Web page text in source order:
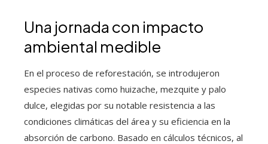
Una jornada con impacto
ambiental medible
En el proceso de reforestación, se introdujeron
especies nativas como huizache, mezquite y palo
dulce, elegidas por su notable resistencia a las
condiciones climáticas del área y su eficiencia en la
absorción de carbono. Basado en cálculos técnicos, al